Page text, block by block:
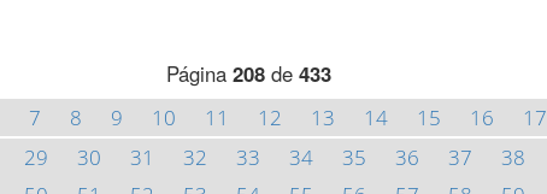
Página 208de 433
7 8 9 10 11 12 13 14 15 16 17
29 30 31 32 33 34 35 36 37 38